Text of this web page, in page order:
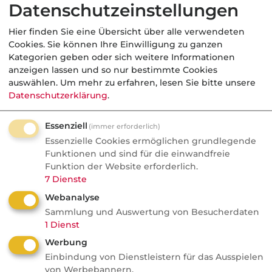
vom 8.2.06 mit dem Aktenzeichen (Az 2 O
764/04) für wirksam. Hieraus folgt, dass der
beklagte Versicherer den effektiven Jahreszins
angeben muss. Trifft dieses nicht zu, gilt laut
einemFernsehbericht der ARDaus dem
Januar 2010 obligatorisch ein gesetzlicher
Effektivzins von 4 % (BGB §§ 499, 502). Der
Bericht der ARD kam zu dem Schluss, dass
von vielen VN Teile der
Ratenzahlungszuschläge von den VU
zurückgefordert werden können.
Aus der Versicherungsbranche
wird folgendes dagegen
gehalten
Datenschutzeinstellungen
Hier finden Sie eine Übersicht über alle verwendeten
Cookies. Sie können Ihre Einwilligung zu ganzen
Kategorien geben oder sich weitere Informationen
anzeigen lassen und so nur bestimmte Cookies
auswählen. Um mehr zu erfahren, lesen Sie bitte unsere
Datenschutzerklärung.
Essenziell (immer erforderlich)
Essenzielle Cookies ermöglichen grundlegende
Funktionen und sind für die einwandfreie
Funktion der Website erforderlich.
7 Dienste
Webanalyse
Sammlung und Auswertung von Besucherdaten
1 Dienst
Werbung
Einbindung von Dienstleistern für das Ausspielen
von Werbebannern.